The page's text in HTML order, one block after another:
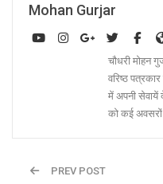
Mohan Gurjar
चौधरी मोहन
वरिष्ठ
में अपनी
को कई अवसरों
PREV POST